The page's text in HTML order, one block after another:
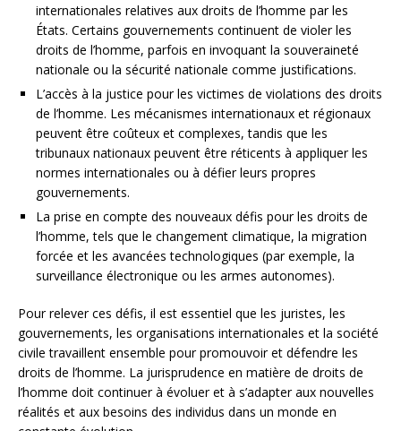
internationales relatives aux droits de l’homme par les
États. Certains gouvernements continuent de violer les
droits de l’homme, parfois en invoquant la souveraineté
nationale ou la sécurité nationale comme justifications.
L’accès à la justice pour les victimes de violations des droits
de l’homme. Les mécanismes internationaux et régionaux
peuvent être coûteux et complexes, tandis que les
tribunaux nationaux peuvent être réticents à appliquer les
normes internationales ou à défier leurs propres
gouvernements.
La prise en compte des nouveaux défis pour les droits de
l’homme, tels que le changement climatique, la migration
forcée et les avancées technologiques (par exemple, la
surveillance électronique ou les armes autonomes).
Pour relever ces défis, il est essentiel que les juristes, les
gouvernements, les organisations internationales et la société
civile travaillent ensemble pour promouvoir et défendre les
droits de l’homme. La jurisprudence en matière de droits de
l’homme doit continuer à évoluer et à s’adapter aux nouvelles
réalités et aux besoins des individus dans un monde en